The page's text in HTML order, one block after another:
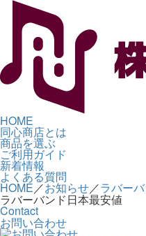
HOME
同心商店とは
商品を選ぶ
ご利用ガイド
新着情報
よくある質問
HOME／お知らせ／ラバー
ラバーバンド日本最安値
Contact
お問い合わせ